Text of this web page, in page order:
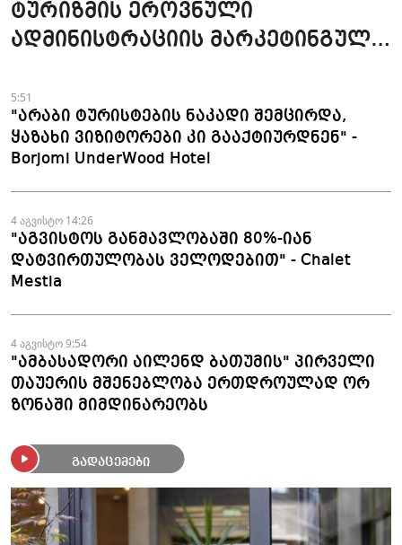
ტურიზმის ეროვნული
ადმინისტრაციის მარკეტინგული
მომზადდა
5:51
"არაბი ტურისტების ნაკადი შემცირდა,
ყაზახი ვიზიტორები კი გააქტიურდნენ" -
Borjomi UnderWood Hotel
4 აგვისტო 14:26
"აგვისტოს განმავლობაში 80%-იან
დატვირთულობას ველოდებით" - Chalet
Mestia
4 აგვისტო 9:54
"ამბასადორი აილენდ ბათუმის" პირველი
თაუერის მშენებლობა ერთდროულად ორ
ზონაში მიმდინარეობს
გადაცემები